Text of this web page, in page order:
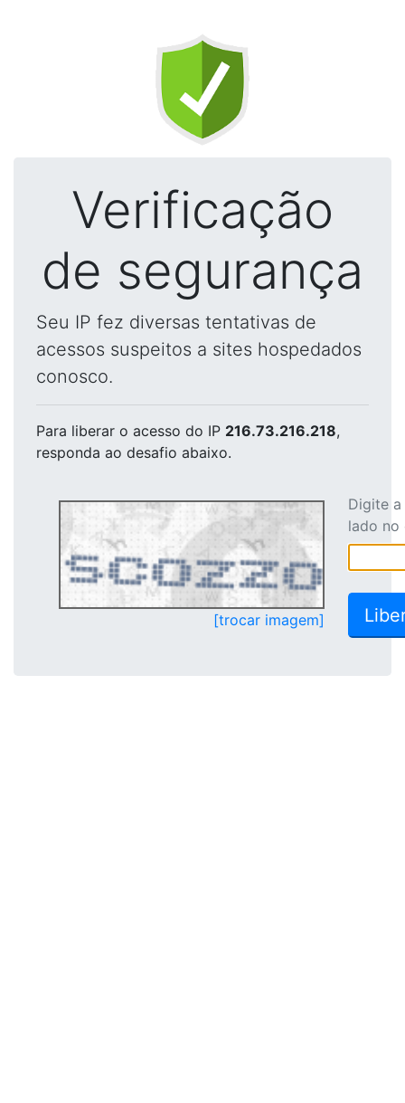
Verificação
de segurança
Seu IP fez diversas tentativas de
acessos suspeitos a sites hospedados
conosco.
Para liberar o acesso do IP 216.73.216.218,
responda ao desafio abaixo.
[trocar imagem]
Digite
lado no